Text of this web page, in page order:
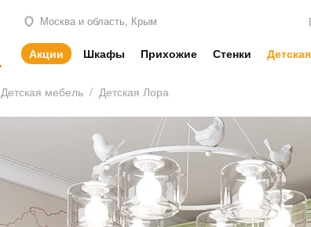
Москва и область, Крым
Акции Шкафы Прихожие Стенки Детская
Детская мебель / Детская Лора